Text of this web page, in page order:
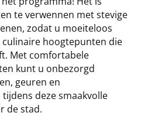
te verwennen met stevige
zodat u moeiteloos
culinaire hoogtepunten die
Met comfortabele
kunt u onbezorgd
geuren en
deze smaakvolle
de stad.